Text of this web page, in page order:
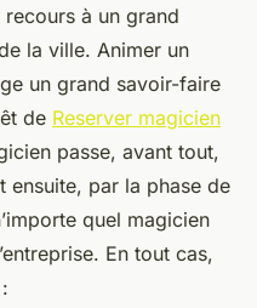
recours à un grand
la ville. Animer un
un grand savoir-faire
de Reserver magicien
passe, avant tout,
ensuite, par la phase de
quel magicien
En tout cas,